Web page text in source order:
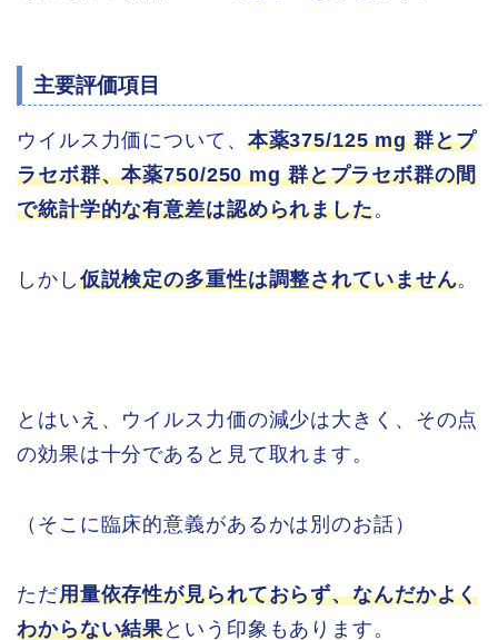
主要評価項目
ウイルス力価について、 本薬375/125 mg 群とプ
ラセボ群、本薬750/250 mg 群とプラセボ群の間
で統計学的な有意差は認められました。
しかし仮説検定の多重性は調整されていません。
とはいえ、ウイルス力価の減少は大きく、その点
の効果は十分であると見て取れます。
（そこに臨床的意義があるかは別のお話）
ただ用量依存性が見られておらず、なんだかよく
わからない結果という印象もあります。